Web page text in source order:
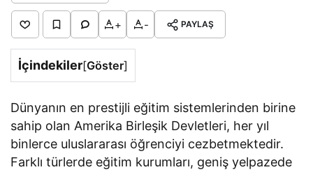
+ - PAYLAŞ
İçindekiler[Göster]
Dünyanın en prestijli eğitim sistemlerinden birine
sahip olan Amerika Birleşik Devletleri, her yıl
binlerce uluslararası öğrenciyi cezbetmektedir.
Farklı türlerde eğitim kurumları, geniş yelpazede